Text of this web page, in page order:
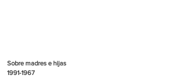
Sobre madres e hijas
1991-1967